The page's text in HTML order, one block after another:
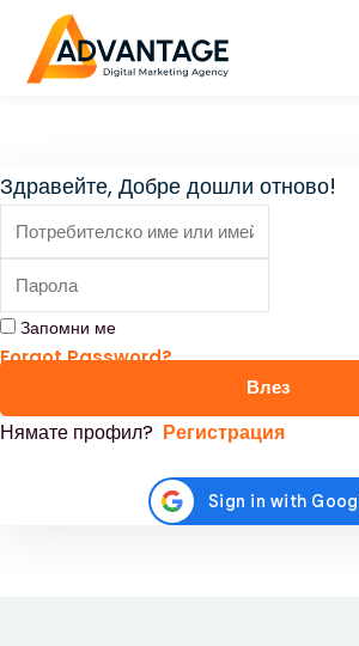
Здравейте, Добре дошли отново!
Запомни ме
Forgot Password?
Влез
Нямате профил? Регистрация
Регистрирайте се
Вече имате акаунт?